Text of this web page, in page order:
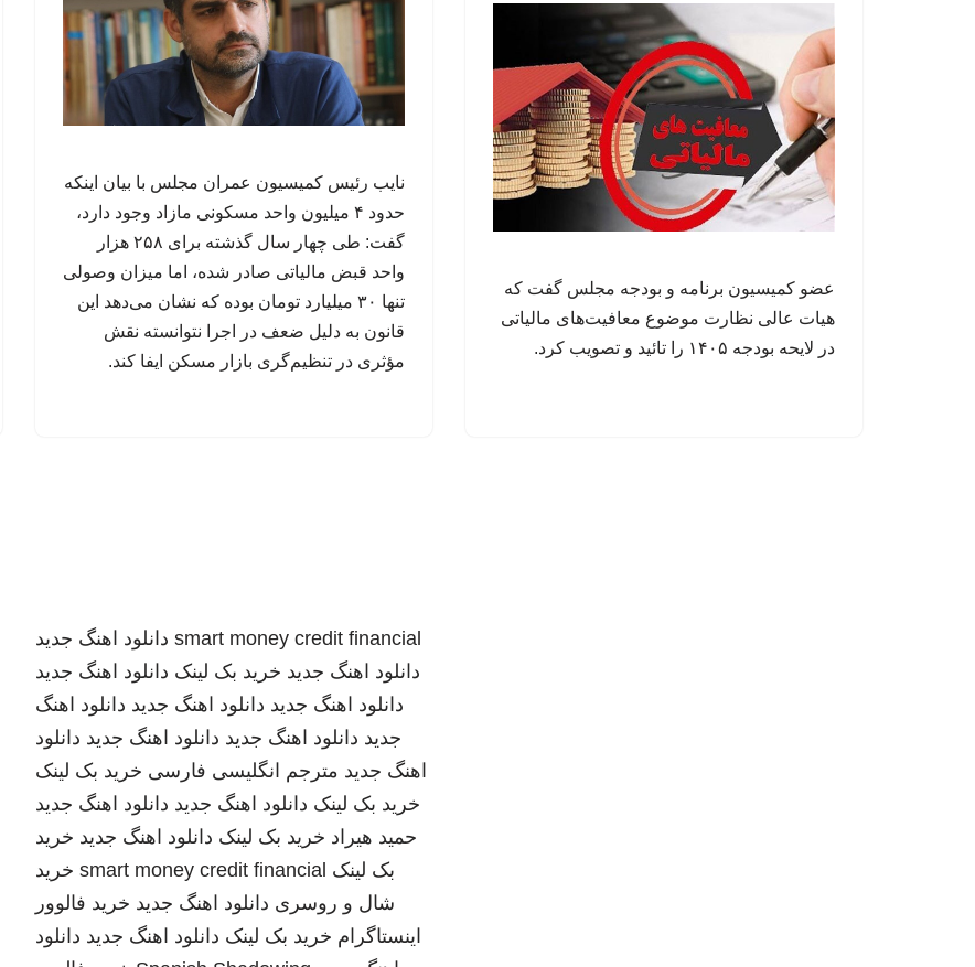
عضو کمیسیون برنامه و بودجه مجلس گفت که
هیات عالی نظارت موضوع معافیت‌های مالیاتی
در لایحه بودجه ۱۴۰۵ را تائید و تصویب کرد.
نایب رئیس کمیسیون عمران مجلس با بیان اینکه
حدود ۴ میلیون واحد مسکونی مازاد وجود دارد،
گفت: طی چهار سال گذشته برای ۲۵۸ هزار
واحد قبض مالیاتی صادر شده، اما میزان وصولی
تنها ۳۰ میلیارد تومان بوده که نشان می‌دهد این
قانون به دلیل ضعف در اجرا نتوانسته نقش
مؤثری در تنظیم‌گری بازار مسکن ایفا کند.
smart money credit financial دانلود اهنگ جدید
دانلود اهنگ جدید خرید بک لینک دانلود اهنگ جدید
دانلود اهنگ جدید دانلود اهنگ جدید دانلود اهنگ
جدید دانلود اهنگ جدید دانلود اهنگ جدید دانلود
اهنگ جدید مترجم انگلیسی فارسی خرید بک لینک
خرید بک لینک دانلود اهنگ جدید دانلود اهنگ جدید
حمید هیراد خرید بک لینک دانلود اهنگ جدید خرید
بک لینک smart money credit financial خرید
شال و روسری دانلود اهنگ جدید خرید فالوور
اینستاگرام خرید بک لینک دانلود اهنگ جدید دانلود